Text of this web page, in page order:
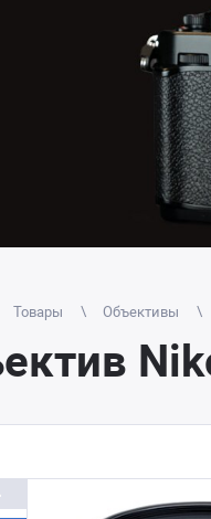
Товары Объективы